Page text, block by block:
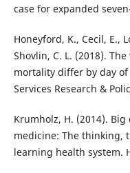
case for expanded
Honeyford, K., Cecil, E.,
Shovlin, C. L. (2018).
mortality differ by day of
Services Research &
Krumholz, H. (2014).
medicine: The thinking,
learning health system.